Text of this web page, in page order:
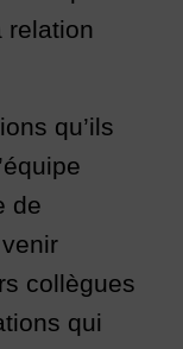
relation
qu’ils
de
collègues
qui